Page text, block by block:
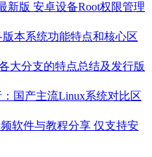
新版 安卓设备Root权限管理
版本系统功能特点和核心区
大分支的特点总结及发行版
国产主流Linux系统对比区
软件与教程分享 仅支持安